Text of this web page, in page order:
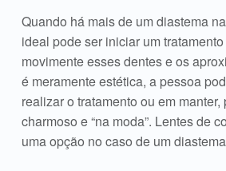
Quando há mais de um diastema
ideal pode ser iniciar um
movimente esses dentes e os
é meramente estética, a pessoa
realizar o tratamento ou em
charmoso e “na moda”. Lentes de
uma opção no caso de um